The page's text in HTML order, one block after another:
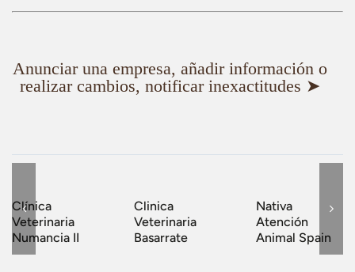
Anunciar una empresa, añadir información o
realizar cambios, notificar inexactitudes ➤
Clínica
Veterinaria
Numancia II
Clinica
Veterinaria
Basarrate
Nativa
Atención
Animal Spain